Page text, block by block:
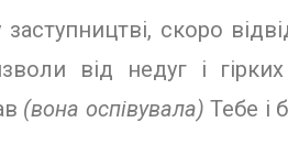
скоро
від недуг і
(вона оспівувала) Тебе і